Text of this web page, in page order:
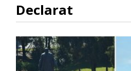
Declarat